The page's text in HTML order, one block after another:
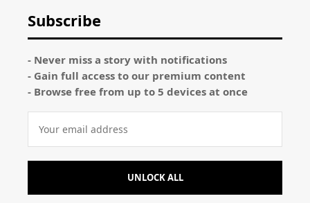
Subscribe
- Never miss a story with notifications
- Gain full access to our premium content
- Browse free from up to 5 devices at once
UNLOCK ALL